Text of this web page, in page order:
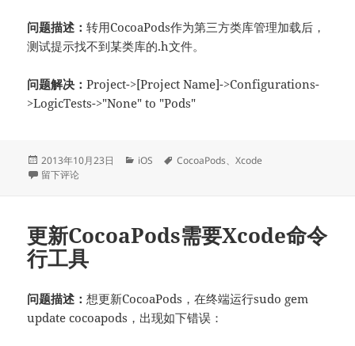
问题描述：转用CocoaPods作为第三方类库管理加载后，
测试提示找不到某类库的.h文件。
问题解决：Project->[Project Name]->Configurations-
>LogicTests->"None" to "Pods"
发
布
2013年10月23日
分
iOS
标
CocoaPods、Xcode
于使用CocoaPods后Tests出现缺少头文件错误
留下评论
更新CocoaPods需要Xcode命令
行工具
问题描述：想更新CocoaPods，在终端运行sudo gem
update cocoapods，出现如下错误：